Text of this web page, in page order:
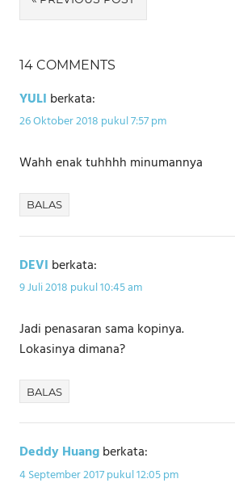
pos
14 COMMENTS
YULI berkata:
26 Oktober 2018 pukul 7:57 pm
Wahh enak tuhhhh minumannya
BALAS
DEVI berkata:
9 Juli 2018 pukul 10:45 am
Jadi penasaran sama kopinya.
Lokasinya dimana?
BALAS
Deddy Huangberkata:
4 September 2017 pukul 12:05 pm